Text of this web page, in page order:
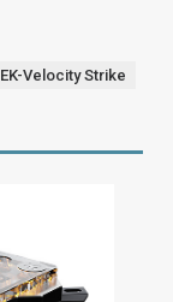
EK-Velocity Strike